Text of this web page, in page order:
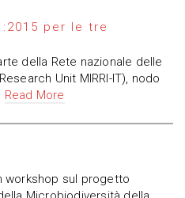
per le tre
della Rete nazionale delle
Unit MIRRI-IT), nodo
Read More
workshop sul progetto